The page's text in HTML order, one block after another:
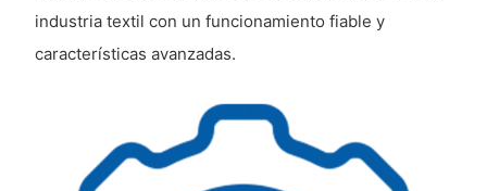
industria textil con un funcionamiento fiable y
características avanzadas.